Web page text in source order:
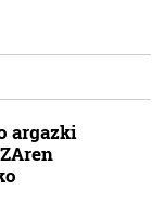
argazki